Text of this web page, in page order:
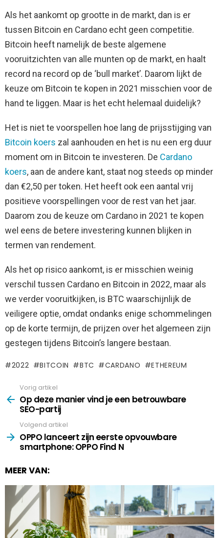
Als het aankomt op grootte in de markt, dan is er
tussen Bitcoin en Cardano echt geen competitie.
Bitcoin heeft namelijk de beste algemene
vooruitzichten van alle munten op de markt, en haalt
record na record op de ‘bull market’. Daarom lijkt de
keuze om Bitcoin te kopen in 2021 misschien voor de
hand te liggen. Maar is het echt helemaal duidelijk?
Het is niet te voorspellen hoe lang de prijsstijging van
Bitcoin koers zal aanhouden en het is nu een erg duur
moment om in Bitcoin te investeren. De Cardano
koers, aan de andere kant, staat nog steeds op minder
dan €2,50 per token. Het heeft ook een aantal vrij
positieve voorspellingen voor de rest van het jaar.
Daarom zou de keuze om Cardano in 2021 te kopen
wel eens de betere investering kunnen blijken in
termen van rendement.
Als het op risico aankomt, is er misschien weinig
verschil tussen Cardano en Bitcoin in 2022, maar als
we verder vooruitkijken, is BTC waarschijnlijk de
veiligere optie, omdat ondanks enige schommelingen
op de korte termijn, de prijzen over het algemeen zijn
gestegen tijdens Bitcoin’s langere bestaan.
2022 BITCOIN BTC CARDANO ETHEREUM
more
Vorig artikel
Op deze manier vind je een betrouwbare
SEO-partij
Volgend artikel
OPPO lanceert zijn eerste opvouwbare
smartphone: OPPO Find N
MEER VAN: